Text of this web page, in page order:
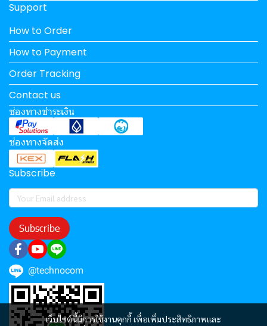
เว็บไซต์นี้มีการใช้งานคุกกี้ เพื่อเพิ่มประสิทธิภาพและ
Support
How to Order
How to Payment
Order Tracking
Contact us
ช่องทางชำระเงิน
ช่องทางจัดส่ง
Subscribe
Subscribe
@technocom